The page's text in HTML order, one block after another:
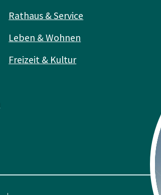
Rathaus & Service
Leben & Wohnen
Freizeit & Kultur